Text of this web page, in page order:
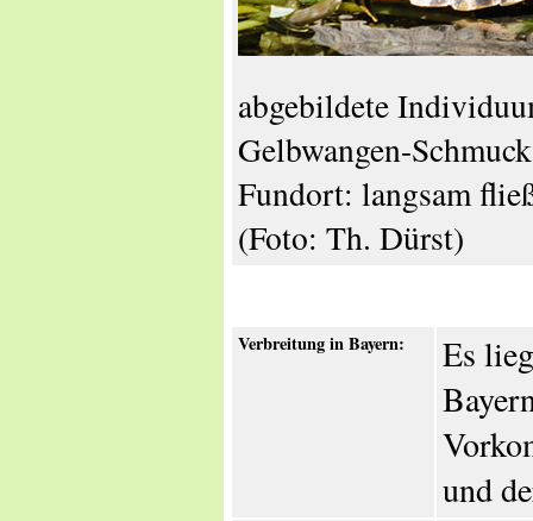
abgebildete
Gelbwangen-
Fundort: langsam
(Foto: Th. Dürst)
Verbreitung in Bayern:
Es
und